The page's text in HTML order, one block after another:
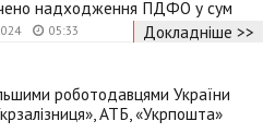
05:33
надходження ПДФО у сум
Докладніше >>